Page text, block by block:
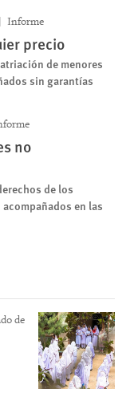
Informe
precio
de menores
sin garantías
no
de los
en las
de